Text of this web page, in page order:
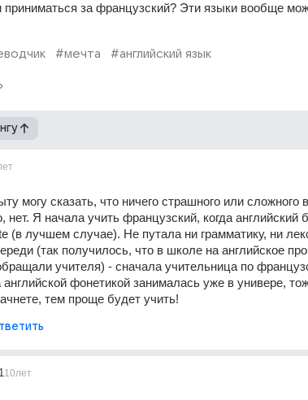
приниматься за французский? Эти языки вообще
#мечта #английский язык
могу сказать, что ничего страшного или сложного
нет. Я начала учить французский, когда английский
(в лучшем случае). Не путала ни грамматику, ни
(так получилось, что в школе на английское
учителя) - сначала учительница по
английской фонетикой занималась уже в универе,
тем проще будет учить!
10лет